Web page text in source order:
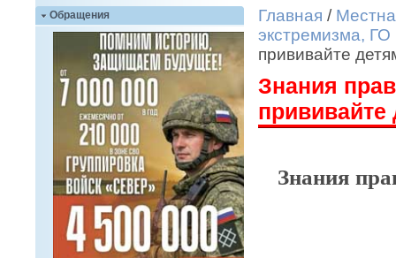
Обращения Главная /
экстремизма,
прививайте
Знания
Знания